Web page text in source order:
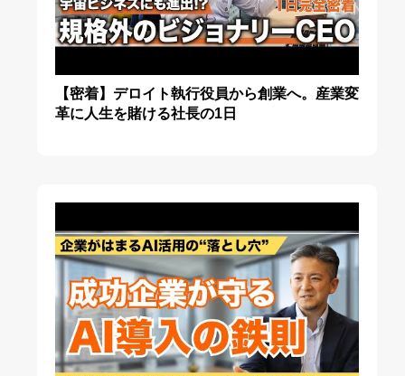
【密着】デロイト執行役員から創業へ。産業変
革に人生を賭ける社長の1日